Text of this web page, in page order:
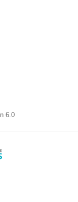
6.0